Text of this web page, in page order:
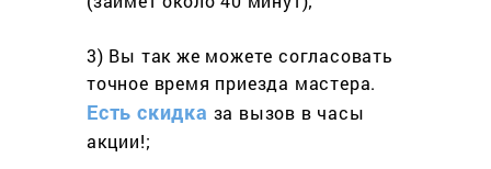
3) Вы так же можете согласовать
точное время приезда мастера.
Есть скидка за вызов в часы
акции!;